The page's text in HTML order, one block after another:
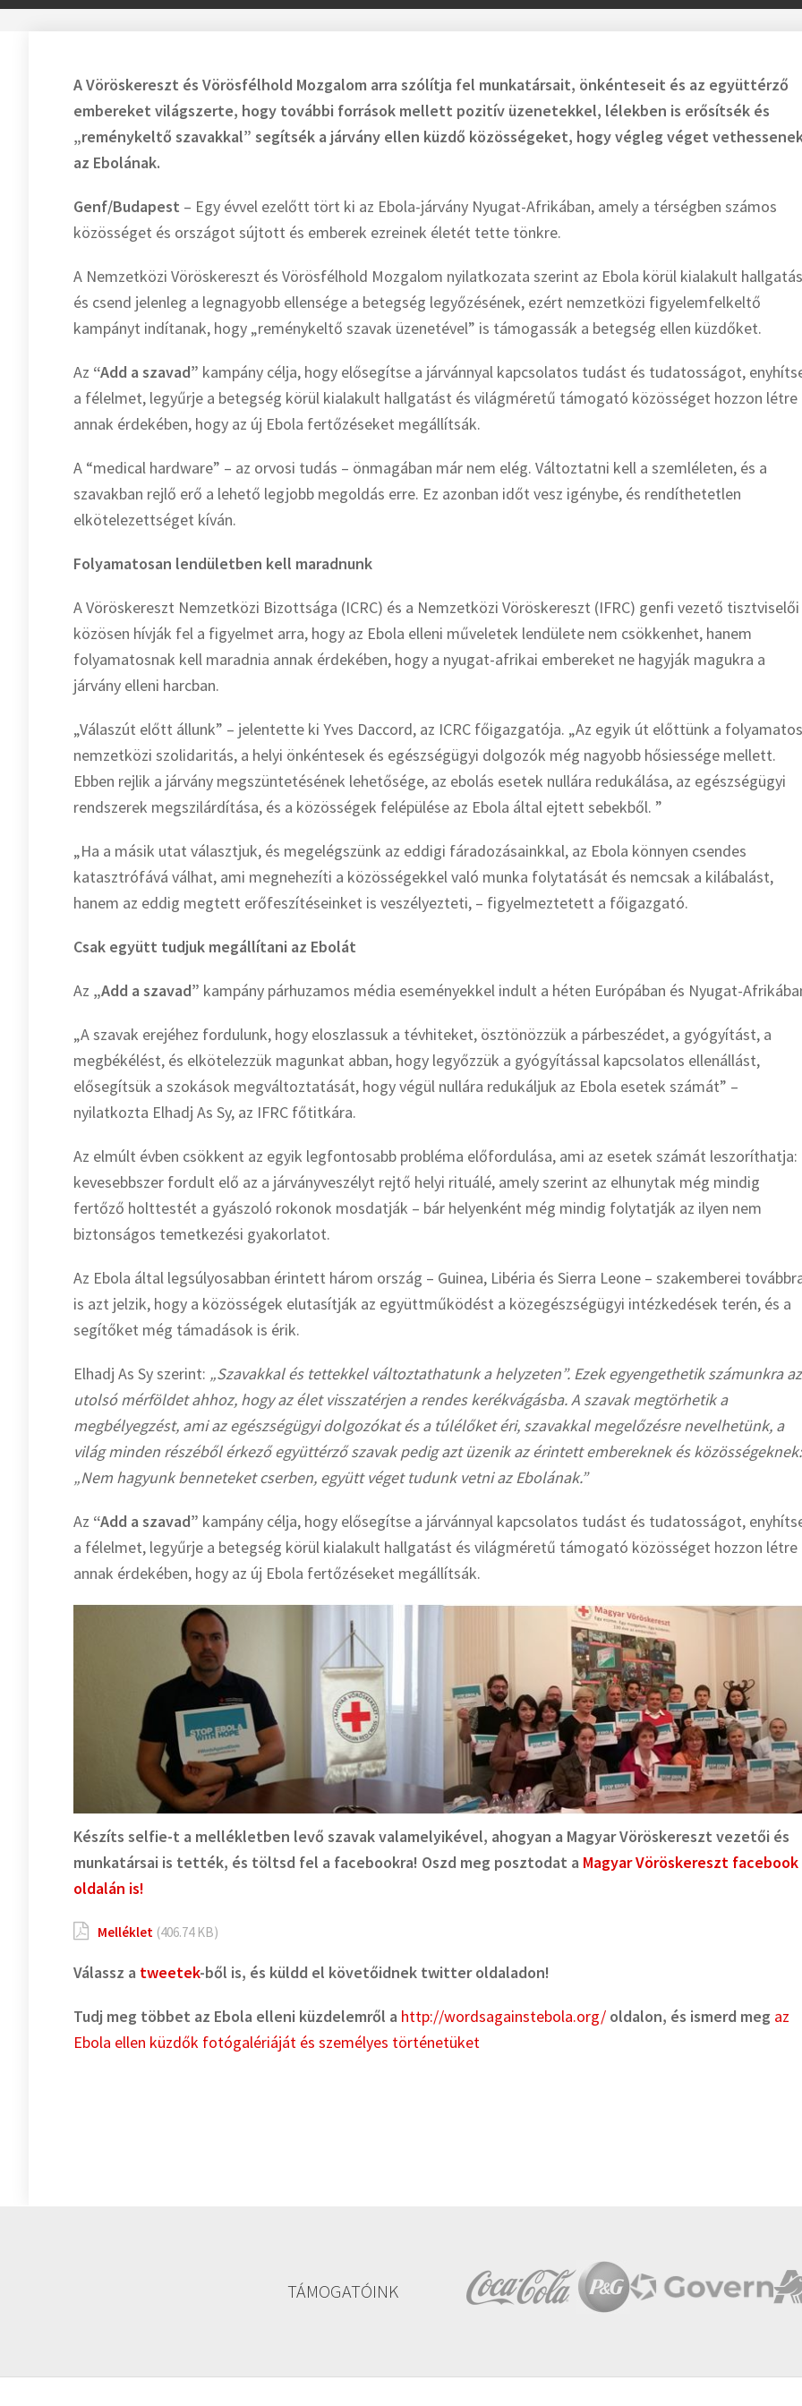
A Vöröskereszt és Vörösfélhold Mozgalom arra szólítja fel munkatársait, önkénteseit és az együttérző
embereket világszerte, hogy további források mellett pozitív üzenetekkel, lélekben is erősítsék és
„reménykeltő szavakkal” segítsék a járvány ellen küzdő közösségeket, hogy végleg véget
az Ebolának.
Genf/Budapest – Egy évvel ezelőtt tört ki az Ebola-járvány Nyugat-Afrikában, amely a térségben számos
közösséget és országot sújtott és emberek ezreinek életét tette tönkre.
A Nemzetközi Vöröskereszt és Vörösfélhold Mozgalom nyilatkozata szerint az Ebola körül kialakult hallgatás
és csend jelenleg a legnagyobb ellensége a betegség legyőzésének, ezért nemzetközi figyelemfelkeltő
kampányt indítanak, hogy „reménykeltő szavak üzenetével” is támogassák a betegség ellen küzdőket.
Az “Add a szavad” kampány célja, hogy elősegítse a járvánnyal kapcsolatos tudást és tudatosságot,
a félelmet, legyűrje a betegség körül kialakult hallgatást és világméretű támogató közösséget hozzon létre
annak érdekében, hogy az új Ebola fertőzéseket megállítsák.
A “medical hardware” – az orvosi tudás – önmagában már nem elég. Változtatni kell a szemléleten, és a
szavakban rejlő erő a lehető legjobb megoldás erre. Ez azonban időt vesz igénybe, és rendíthetetlen
elkötelezettséget kíván.
Folyamatosan lendületben kell maradnunk
A Vöröskereszt Nemzetközi Bizottsága (ICRC) és a Nemzetközi Vöröskereszt (IFRC) genfi vezető tisztviselői
közösen hívják fel a figyelmet arra, hogy az Ebola elleni műveletek lendülete nem csökkenhet, hanem
folyamatosnak kell maradnia annak érdekében, hogy a nyugat-afrikai embereket ne hagyják magukra a
járvány elleni harcban.
„Válaszút előtt állunk” – jelentette ki Yves Daccord, az ICRC főigazgatója. „Az egyik út előttünk a folyamatos
nemzetközi szolidaritás, a helyi önkéntesek és egészségügyi dolgozók még nagyobb hősiessége mellett.
Ebben rejlik a járvány megszüntetésének lehetősége, az ebolás esetek nullára redukálása, az egészségügyi
rendszerek megszilárdítása, és a közösségek felépülése az Ebola által ejtett sebekből. ”
„Ha a másik utat választjuk, és megelégszünk az eddigi fáradozásainkkal, az Ebola könnyen csendes
katasztrófává válhat, ami megnehezíti a közösségekkel való munka folytatását és nemcsak a kilábalást,
hanem az eddig megtett erőfeszítéseinket is veszélyezteti, – figyelmeztetett a főigazgató.
Csak együtt tudjuk megállítani az Ebolát
Az „Add a szavad” kampány párhuzamos média eseményekkel indult a héten Európában és Nyugat-
„A szavak erejéhez fordulunk, hogy eloszlassuk a tévhiteket, ösztönözzük a párbeszédet, a gyógyítást, a
megbékélést, és elkötelezzük magunkat abban, hogy legyőzzük a gyógyítással kapcsolatos ellenállást,
elősegítsük a szokások megváltoztatását, hogy végül nullára redukáljuk az Ebola esetek számát” –
nyilatkozta Elhadj As Sy, az IFRC főtitkára.
Az elmúlt évben csökkent az egyik legfontosabb probléma előfordulása, ami az esetek számát leszoríthatja:
kevesebbszer fordult elő az a járványveszélyt rejtő helyi rituálé, amely szerint az elhunytak még mindig
fertőző holttestét a gyászoló rokonok mosdatják – bár helyenként még mindig folytatják az ilyen nem
biztonságos temetkezési gyakorlatot.
Az Ebola által legsúlyosabban érintett három ország – Guinea, Libéria és Sierra Leone – szakemberei
is azt jelzik, hogy a közösségek elutasítják az együttműködést a közegészségügyi intézkedések terén, és a
segítőket még támadások is érik.
Elhadj As Sy szerint: „Szavakkal és tettekkel változtathatunk a helyzeten”. Ezek egyengethetik számunkra az
utolsó mérföldet ahhoz, hogy az élet visszatérjen a rendes kerékvágásba. A szavak megtörhetik a
megbélyegzést, ami az egészségügyi dolgozókat és a túlélőket éri, szavakkal megelőzésre nevelhetünk, a
világ minden részéből érkező együttérző szavak pedig azt üzenik az érintett embereknek és közösségeknek:
„Nem hagyunk benneteket cserben, együtt véget tudunk vetni az Ebolának.”
Az “Add a szavad” kampány célja, hogy elősegítse a járvánnyal kapcsolatos tudást és tudatosságot,
a félelmet, legyűrje a betegség körül kialakult hallgatást és világméretű támogató közösséget hozzon létre
annak érdekében, hogy az új Ebola fertőzéseket megállítsák.
Készíts selfie-t a mellékletben levő szavak valamelyikével, ahogyan a Magyar Vöröskereszt vezetői és
munkatársai is tették, és töltsd fel a facebookra! Oszd meg posztodat a Magyar Vöröskereszt facebook
oldalán is!
Melléklet (406.74 KB)
Válassz a tweetek-ből is, és küldd el követőidnek twitter oldaladon!
Tudj meg többet az Ebola elleni küzdelemről a http://wordsagainstebola.org/ oldalon, és ismerd meg az
Ebola ellen küzdők fotógalériáját és személyes történetüket
TÁMOGATÓINK